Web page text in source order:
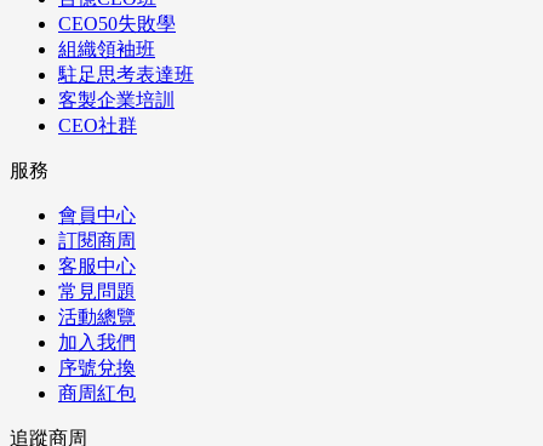
CEO50失敗學
組織領袖班
駐足思考表達班
客製企業培訓
CEO社群
服務
會員中心
訂閱商周
客服中心
常見問題
活動總覽
加入我們
序號兌換
商周紅包
追蹤商周